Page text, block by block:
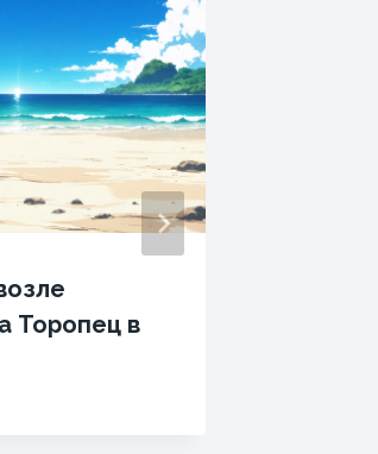
Торопец в